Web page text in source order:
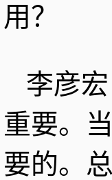
用？
李彦
重要。
要的。